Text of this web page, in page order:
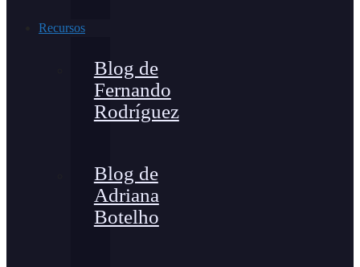
Recursos
Blog de
Fernando
Rodríguez
Blog de
Adriana
Botelho